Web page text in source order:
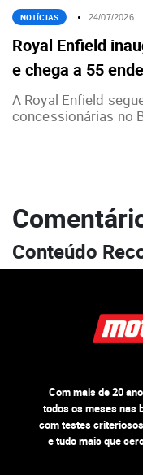
NOTÍCIAS 24/07/2026
Royal Enfield
e chega a 55
A Royal Enfield
concessionárias no
Conteúdo
Com mais de 20
todos os meses nas
com testes
e tudo mais que